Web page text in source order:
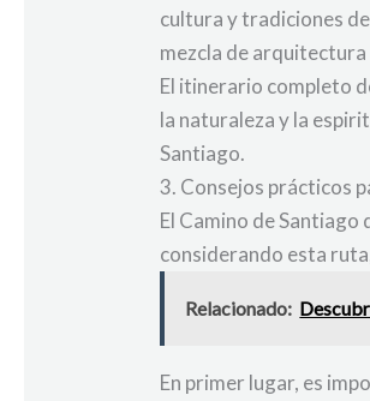
cultura y tradiciones
mezcla de
El itinerario completo
la naturaleza y la
Santiago.
3. Consejos prácticos
El Camino de Santiago
considerando esta
Relacionado:
En primer lugar, es